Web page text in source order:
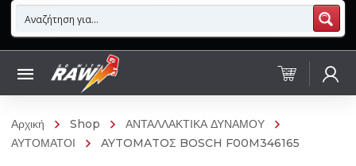
Αρχική Shop
ΑΝΤΑΛΛΑΚΤΙΚΑ ΔΥΝΑΜΟΥ
ΑΥΤΟΜΑΤΟΙ
AYTOMATOΣ BOSCH F00M346165